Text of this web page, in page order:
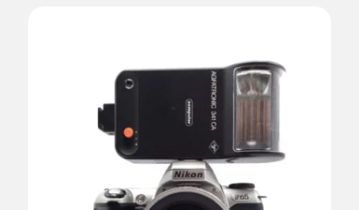
AJOUTER AU PANIER
DÉTAILS